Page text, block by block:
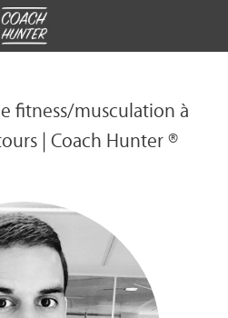
fitness/musculation à
| Coach Hunter ®